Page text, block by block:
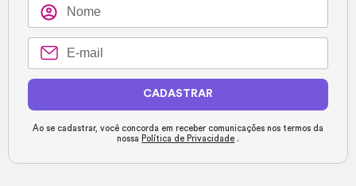
CADASTRAR
Ao se cadastrar, você concorda em receber comunicações nos termos da
nossa Política de Privacidade .